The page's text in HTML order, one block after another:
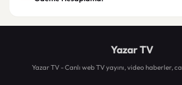
Yazar TV
Yazar TV - Canlı web TV yayını, video haberler,